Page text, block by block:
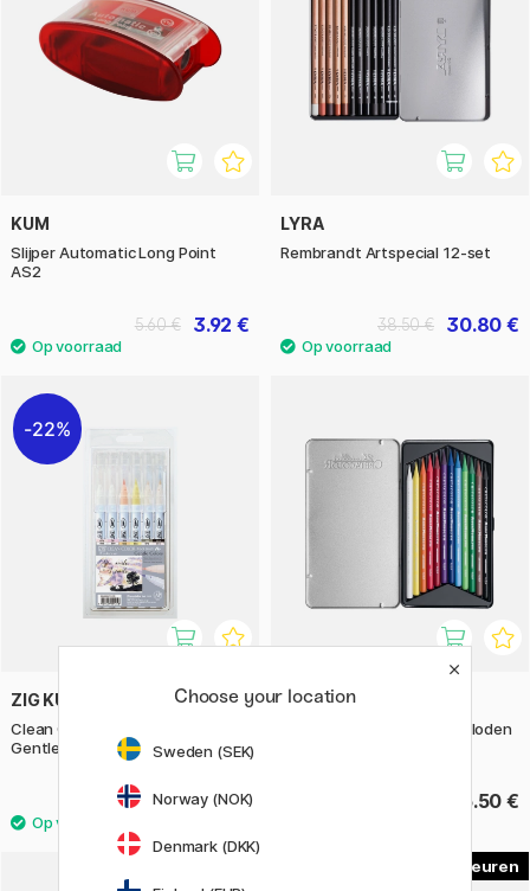
KUM
Slijper Automatic Long Point
AS2
3.92 €
5.60 €
LYRA
Rembrandt Artspecial 12-set
30.80 €
38.50 €
22%
ZIG KURETAKE
Clean Color Real Brush 12-set
Gentle Colors
34.65 €
49.50 €
CRETACOLOR
Aqua Monolith Aquarelpotloden
36.50 €
Choose your location
Sweden (SEK)
Norway (NOK)
Denmark (DKK)